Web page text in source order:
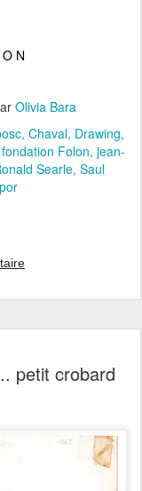
N
Olivia Bara
Chaval Drawing
fondation Folon jean-
Searle Saul
petit crobard